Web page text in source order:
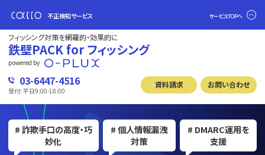
不正検知サービス サービスTOPへ
フィッシング対策を網羅的・効果的に
鉄壁PACK for フィッシング
powered by
03-6447-4516
受付：平日9:00-18:00
資料請求 お問い合わせ
# 詐欺手口の高度・巧
妙化
# 個人情報漏洩
対策
# DMARC運用を
支援